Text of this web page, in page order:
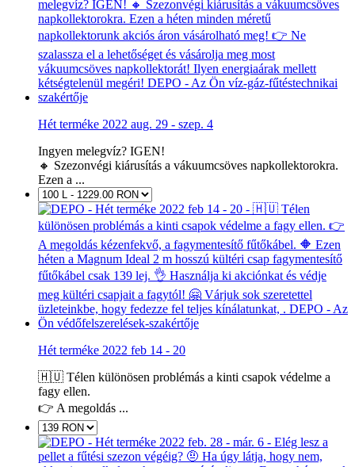
Hét terméke 2022 aug. 29 - szep. 4
Ingyen melegvíz? IGEN!
🔸 Szezonvégi kiárusítás a vákuumcsöves napkollektorokra.
Ezen a ...
Hét terméke 2022 feb 14 - 20
🇭🇺 Télen különösen problémás a kinti csapok védelme a
fagy ellen.
👉 A megoldás ...